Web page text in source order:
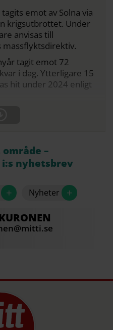
emot av Solna via
krigsutbrottet. Under
anvisas till
massflyktsdirektiv.
tagit emot 72
i dag. Ytterligare 15
hit under 2024 enligt
–
nyhetsbrev
+ Nyheter +